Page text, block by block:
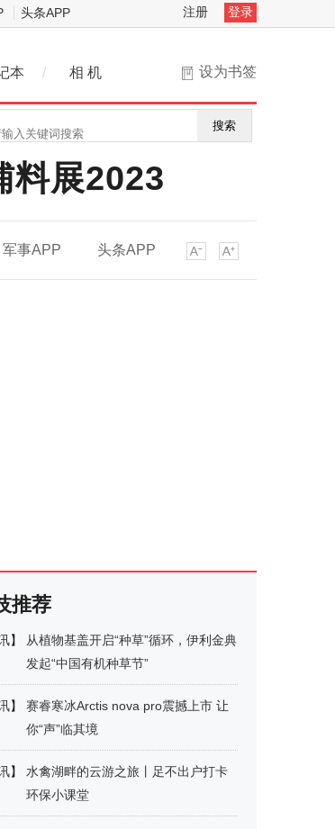
头条APP 注册 登录
设为书签
本 / 相 机
搜索
料展2023
军事APP 头条APP
推荐
】
从植物基盖开启“种草”循环，伊利金典
发起“中国有机种草节”
】
赛睿寒冰Arctis nova pro震撼上市 让
你“声”临其境
】
水禽湖畔的云游之旅丨足不出户打卡
环保小课堂